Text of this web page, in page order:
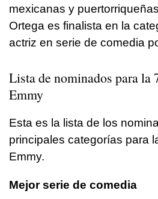
mexicanas y
Ortega es finalista en la
actriz en serie de comedia
Lista de nominados para la
Emmy
Esta es la lista de los
principales categorías para
Emmy.
Mejor serie de comedia